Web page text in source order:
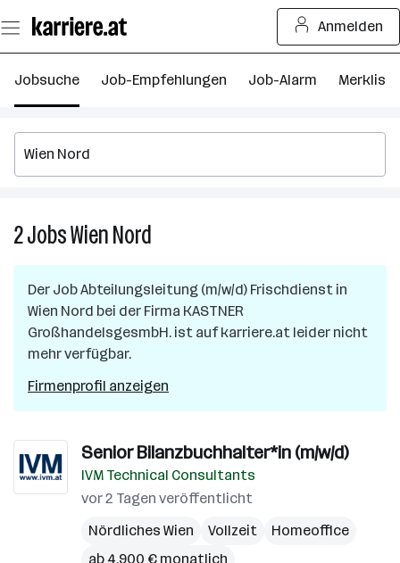
Seiteninhalt
springen
Anmelden
Jobsuche Job-Empfehlungen Job-Alarm Merkliste
2JobsWien Nord
Wien
Nord
Der JobAbteilungsleitung (m/w/d) Frischdienst in
Wien Nord bei der Firma KASTNER
GroßhandelsgesmbH. ist auf karriere.at leider nicht
mehr verfügbar.
Firmenprofil anzeigen
Senior Bilanzbuchhalter*in (m/w/d)
IVM Technical Consultants
vor 2 Tagen veröffentlicht
Nördliches Wien
Vollzeit
Homeoffice
ab 4.900 € monatlich